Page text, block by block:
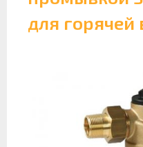
для горячей